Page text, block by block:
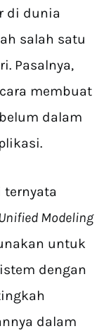
di dunia
salah satu
Pasalnya,
membuat
dalam
ternyata
Modeling
untuk
dengan
dalam